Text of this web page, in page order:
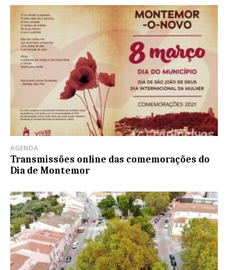
AGENDA
Transmissões online das comemorações do
Dia de Montemor